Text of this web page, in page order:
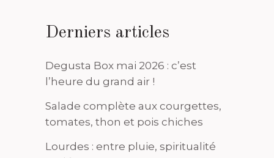
Derniers articles
Degusta Box mai 2026 : c’est
l’heure du grand air !
Salade complète aux courgettes,
tomates, thon et pois chiches
Lourdes : entre pluie, spiritualité